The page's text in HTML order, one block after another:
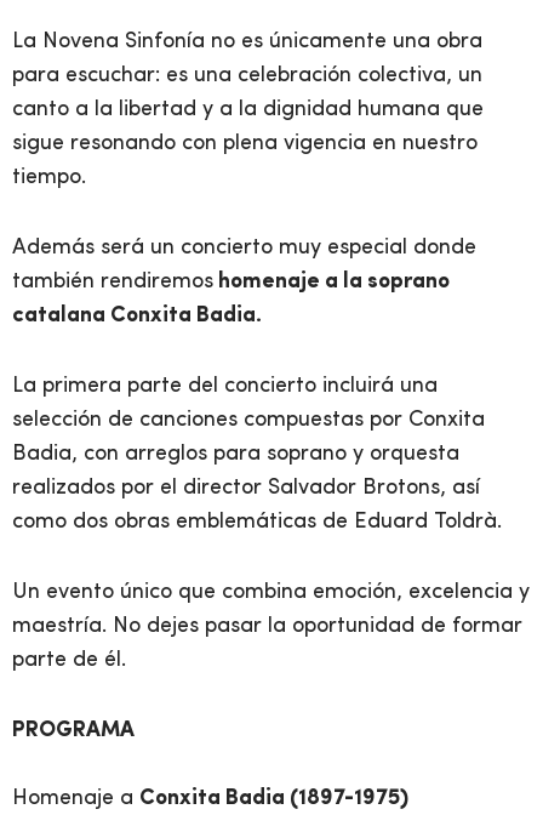
La Novena Sinfonía no es únicamente una obra
para escuchar: es una celebración colectiva, un
canto a la libertad y a la dignidad humana que
sigue resonando con plena vigencia en nuestro
tiempo.
Además será un concierto muy especial donde
también rendiremos homenaje a la soprano
catalana Conxita Badia.
La primera parte del concierto incluirá una
selección de canciones compuestas por Conxita
Badia, con arreglos para soprano y orquesta
realizados por el director Salvador Brotons, así
como dos obras emblemáticas de Eduard Toldrà.
Un evento único que combina emoción, excelencia y
maestría. No dejes pasar la oportunidad de formar
parte de él.
PROGRAMA
Homenaje a Conxita Badia (1897-1975)